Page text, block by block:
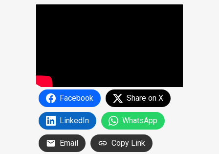
Facebook Share on X
LinkedIn WhatsApp
Email Copy Link